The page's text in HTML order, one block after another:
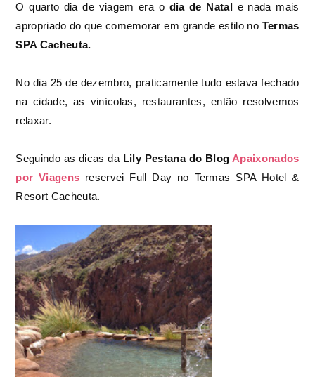
O quarto dia de viagem era o dia de Natal e nada mais
apropriado do que comemorar em grande estilo no Termas
SPA Cacheuta.
No dia 25 de dezembro, praticamente tudo estava fechado
na cidade, as vinícolas, restaurantes, então resolvemos
relaxar.
Seguindo as dicas da Lily Pestana do Blog Apaixonados
por Viagens reservei Full Day no Termas SPA Hotel &
Resort Cacheuta.